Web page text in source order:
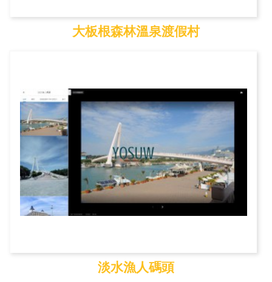
大板根森林溫泉渡假村
淡水漁人碼頭